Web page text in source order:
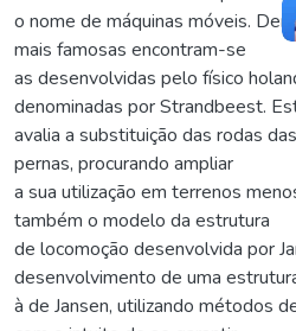
o nome de máquinas móveis.
mais famosas encontram-se
as desenvolvidas pelo físico
denominadas por Strandbeest.
avalia a substituição das rodas
pernas, procurando ampliar
a sua utilização em terrenos
também o modelo da estrutura
de locomoção desenvolvida por
desenvolvimento de uma
à de Jansen, utilizando métodos